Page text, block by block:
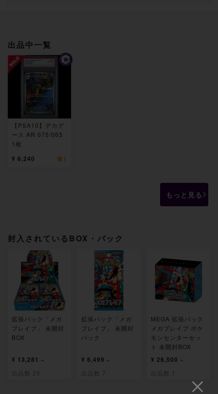
出品中一覧
【PSA10】デカグ
ース AR 075/063
1枚
¥ 6,240 1
もっと見る
封入されているBOX・パック
拡張パック「メガ
ブレイブ」 未開封
BOX
¥ 13,281 ~
出品数 25
拡張パック「メガ
ブレイブ」 未開封
パック
¥ 6,499 ~
出品数 7
MEGA 拡張パック
メガブレイブ ポケ
モンセンターセッ
ト 未開封BOX
¥ 26,500 ~
出品数 1